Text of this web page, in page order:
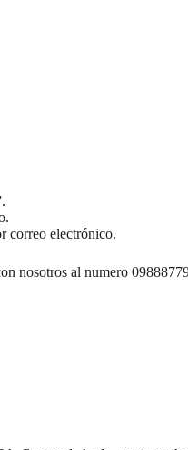
correo electrónico.
nosotros al numero